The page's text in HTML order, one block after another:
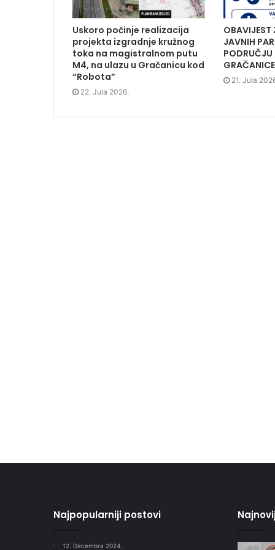
e
n
i
n
n
e
w
i
n
d
o
n
s
n
n
e
w
w
i
n
o
w
e
n
i
n
n
e
w
n
d
o
w
Uskoro počinje realizacija
projekta izgradnje kružnog
toka na magistralnom putu
M4, na ulazu u Gračanicu kod
“Robota”
22. Jula 2026.
OBAVIJEST
JAVNIH
GRAČANICE
21. Jula
Najpopularniji postovi
12. Decembra 2024.